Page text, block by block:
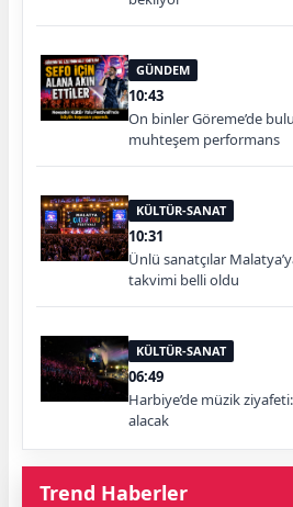
GÜNDEM
10:43
On binler Göreme’de
muhteşem performans
KÜLTÜR-SANAT
10:31
Ünlü sanatçılar
takvimi belli oldu
KÜLTÜR-SANAT
06:49
Harbiye’de müzik
alacak
Trend Haberler